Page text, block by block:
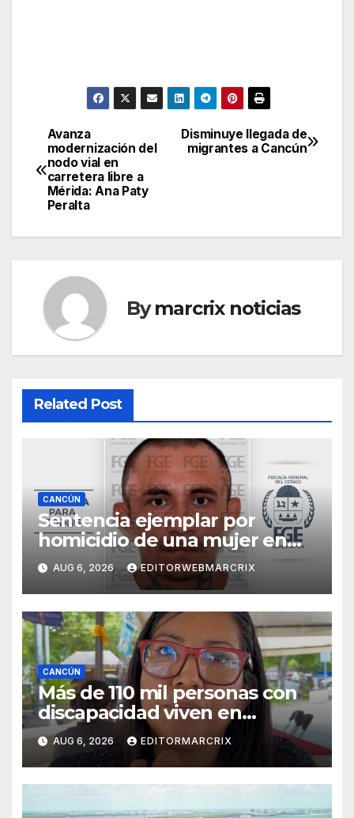
Post
navigation
Disminuye llegada de
migrantes a Cancún
Avanza
modernización del
nodo vial en
carretera libre a
Mérida: Ana Paty
Peralta
Bymarcrix noticias
Related Post
CANCÚN
Sentencia ejemplar por
homicidio de una mujer en
Cancún
AUG 6, 2026 EDITORWEBMARCRIX
CANCÚN
Más de 110 mil personas con
discapacidad viven en
Cancún; fortalecen acciones
de inclusión
AUG 6, 2026 EDITORMARCRIX